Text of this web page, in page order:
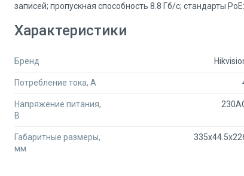
записей; пропускная способность 8.8 Гб/с; стандарты
Характеристики
Бренд
Потребление тока, А
Напряжение питания,
В
Габаритные размеры,
мм